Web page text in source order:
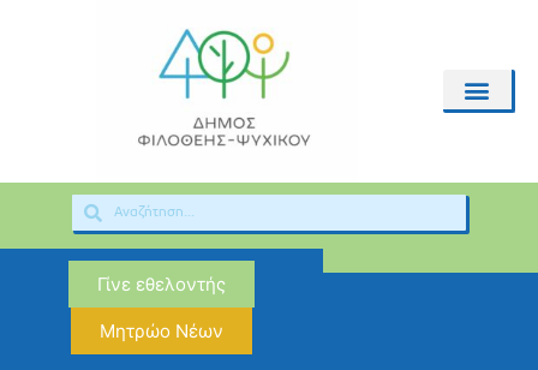
Γίνε εθελοντής
Μητρώο Νέων